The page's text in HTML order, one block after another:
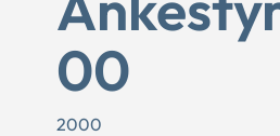
00
2000